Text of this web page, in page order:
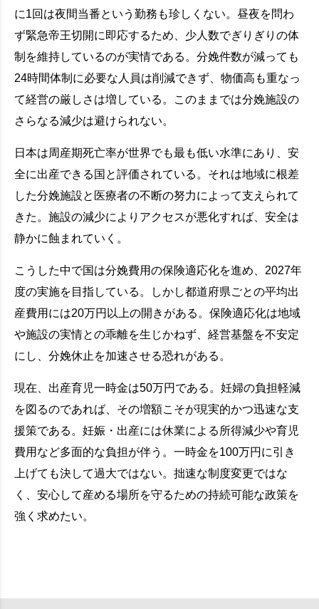
に1回は夜間当番という勤務も珍しくない。昼夜を問わ
ず緊急帝王切開に即応するため、少人数でぎりぎりの体
制を維持しているのが実情である。分娩件数が減っても
24時間体制に必要な人員は削減できず、物価高も重なっ
て経営の厳しさは増している。このままでは分娩施設の
さらなる減少は避けられない。
日本は周産期死亡率が世界でも最も低い水準にあり、安
全に出産できる国と評価されている。それは地域に根差
した分娩施設と医療者の不断の努力によって支えられて
きた。施設の減少によりアクセスが悪化すれば、安全は
静かに蝕まれていく。
こうした中で国は分娩費用の保険適応化を進め、2027年
度の実施を目指している。しかし都道府県ごとの平均出
産費用には20万円以上の開きがある。保険適応化は地域
や施設の実情との乖離を生じかねず、経営基盤を不安定
にし、分娩休止を加速させる恐れがある。
現在、出産育児一時金は50万円である。妊婦の負担軽減
を図るのであれば、その増額こそが現実的かつ迅速な支
援策である。妊娠・出産には休業による所得減少や育児
費用など多面的な負担が伴う。一時金を100万円に引き
上げても決して過大ではない。拙速な制度変更ではな
く、安心して産める場所を守るための持続可能な政策を
強く求めたい。